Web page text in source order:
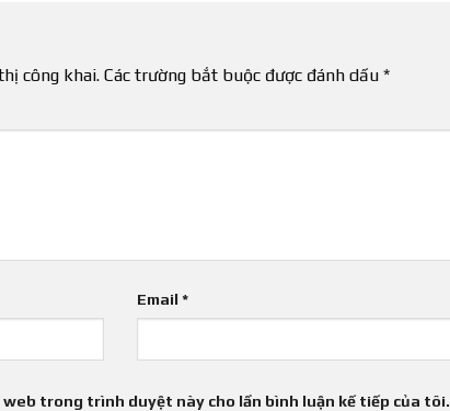
công khai. Các trường bắt buộc được đánh dấu *
Email*
trong trình duyệt này cho lần bình luận kế tiếp của tôi.